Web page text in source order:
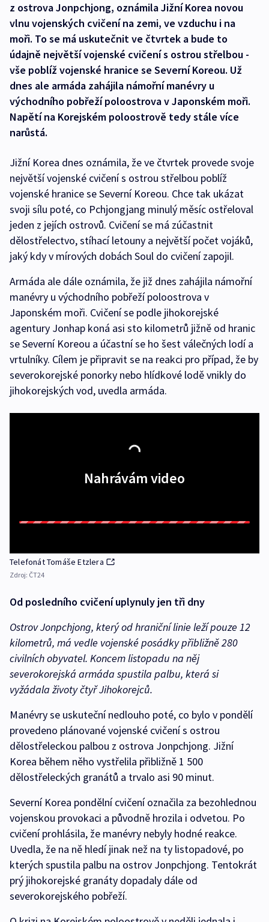
z ostrova Jonpchjong, oznámila Jižní Korea novou
vlnu vojenských cvičení na zemi, ve vzduchu i na
moři. To se má uskutečnit ve čtvrtek a bude to
údajně největší vojenské cvičení s ostrou střelbou -
vše poblíž vojenské hranice se Severní Koreou. Už
dnes ale armáda zahájila námořní manévry u
východního pobřeží poloostrova v Japonském moři.
Napětí na Korejském poloostrově tedy stále více
narůstá.
Jižní Korea dnes oznámila, že ve čtvrtek provede svoje
největší vojenské cvičení s ostrou střelbou poblíž
vojenské hranice se Severní Koreou. Chce tak ukázat
svoji sílu poté, co Pchjongjang minulý měsíc ostřeloval
jeden z jejích ostrovů. Cvičení se má zúčastnit
dělostřelectvo, stíhací letouny a největší počet vojáků,
jaký kdy v mírových dobách Soul do cvičení zapojil.
Armáda ale dále oznámila, že již dnes zahájila námořní
manévry u východního pobřeží poloostrova v
Japonském moři. Cvičení se podle jihokorejské
agentury Jonhap koná asi sto kilometrů jižně od hranic
se Severní Koreou a účastní se ho šest válečných lodí a
vrtulníky. Cílem je připravit se na reakci pro případ, že by
severokorejské ponorky nebo hlídkové lodě vnikly do
jihokorejských vod, uvedla armáda.
Nahrávám video
Telefonát Tomáše Etzlera
Zdroj: ČT24
Od posledního cvičení uplynuly jen tři dny
Ostrov Jonpchjong, který od hraniční linie leží pouze 12
kilometrů, má vedle vojenské posádky přibližně 280
civilních obyvatel. Koncem listopadu na něj
severokorejská armáda spustila palbu, která si
vyžádala životy čtyř Jihokorejců.
Manévry se uskuteční nedlouho poté, co bylo v pondělí
provedeno plánované vojenské cvičení s ostrou
dělostřeleckou palbou z ostrova Jonpchjong. Jižní
Korea během něho vystřelila přibližně 1 500
dělostřeleckých granátů a trvalo asi 90 minut.
Severní Korea pondělní cvičení označila za bezohlednou
vojenskou provokaci a původně hrozila i odvetou. Po
cvičení prohlásila, že manévry nebyly hodné reakce.
Uvedla, že na ně hledí jinak než na ty listopadové, po
kterých spustila palbu na ostrov Jonpchjong. Tentokrát
prý jihokorejské granáty dopadaly dále od
severokorejského pobřeží.